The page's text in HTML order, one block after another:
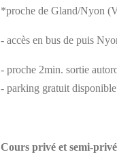
*proche de Gland/Nyon
- accès en bus de puis
- proche 2min. sortie
- parking gratuit disponible
Cours privé et semi-